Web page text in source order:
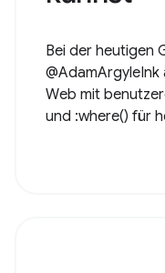
Bei der heutigen
Web mit
und :where() für